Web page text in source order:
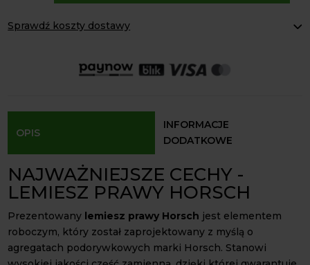
Horsch
t
e
Sprawdź koszty dostawy
Odbiór osobisty:Oblekoń 156a, 28-133 Pacanów
OPIS
INFORMACJE
DODATKOWE
NAJWAŻNIEJSZE CECHY -
LEMIESZ PRAWY HORSCH
Prezentowany lemiesz prawy Horsch jest elementem
roboczym, który został zaprojektowany z myślą o
agregatach podorywkowych marki Horsch. Stanowi